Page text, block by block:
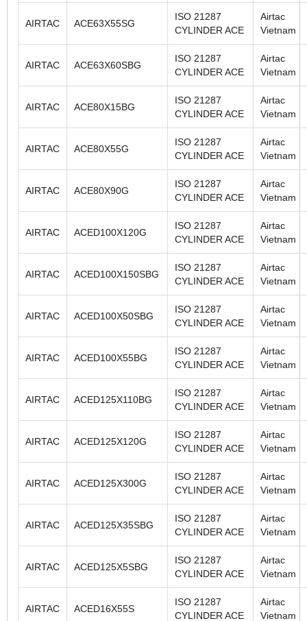
AIRTAC ACE63X55SG
ISO 21287
CYLINDER ACE
Airtac
Vietnam
AIRTAC ACE63X60SBG
ISO 21287
CYLINDER ACE
Airtac
Vietnam
AIRTAC ACE80X15BG
ISO 21287
CYLINDER ACE
Airtac
Vietnam
AIRTAC ACE80X55G
ISO 21287
CYLINDER ACE
Airtac
Vietnam
AIRTAC ACE80X90G
ISO 21287
CYLINDER ACE
Airtac
Vietnam
AIRTAC ACED100X120G
ISO 21287
CYLINDER ACE
Airtac
Vietnam
AIRTAC ACED100X150SBG
ISO 21287
CYLINDER ACE
Airtac
Vietnam
AIRTAC ACED100X50SBG
ISO 21287
CYLINDER ACE
Airtac
Vietnam
AIRTAC ACED100X55BG
ISO 21287
CYLINDER ACE
Airtac
Vietnam
AIRTAC ACED125X110BG
ISO 21287
CYLINDER ACE
Airtac
Vietnam
AIRTAC ACED125X120G
ISO 21287
CYLINDER ACE
Airtac
Vietnam
AIRTAC ACED125X300G
ISO 21287
CYLINDER ACE
Airtac
Vietnam
AIRTAC ACED125X35SBG
ISO 21287
CYLINDER ACE
Airtac
Vietnam
AIRTAC ACED125X5SBG
ISO 21287
CYLINDER ACE
Airtac
Vietnam
AIRTAC ACED16X55S
ISO 21287
CYLINDER ACE
Airtac
Vietnam